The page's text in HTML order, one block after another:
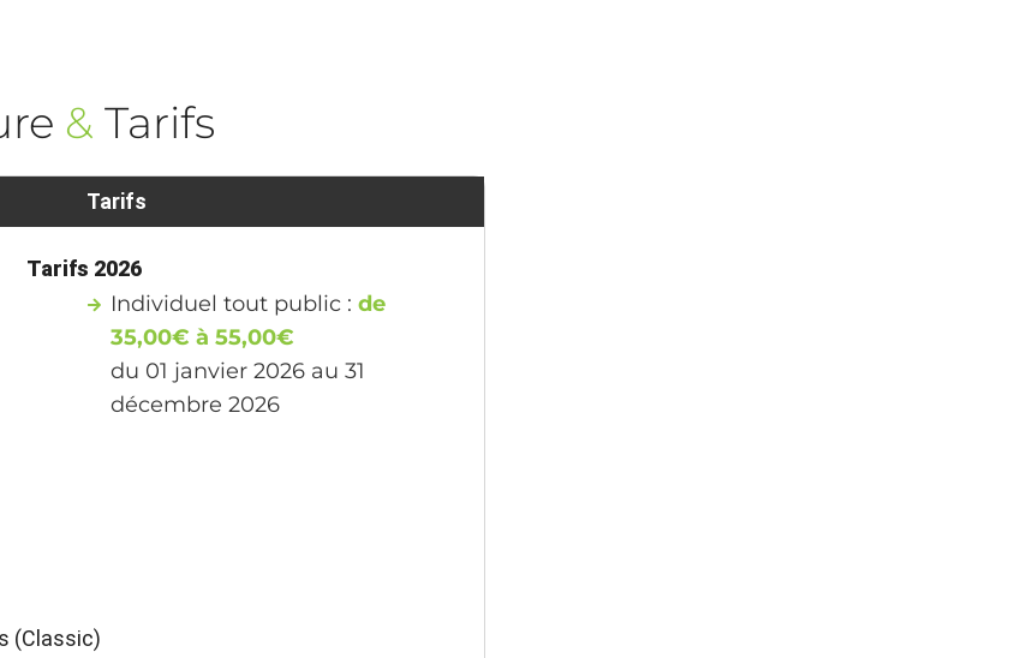
& Tarifs
Tarifs
Tarifs 2026
Individuel tout public :de
35,00€ à 55,00€
du 01 janvier 2026 au 31
décembre 2026
(Classic)